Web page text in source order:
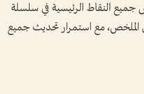
النقاط الرئيسية في سلسلة
الملخص، مع استمرار تحديث جميع